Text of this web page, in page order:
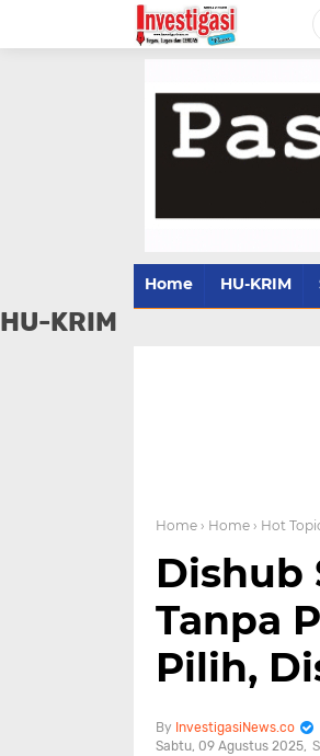
Home HU-KRIM
HU-KRIM
Home › Home › Hot
Dishub
Tanpa
Pilih,
InvestigasiNews.co
Sabtu, 09 Agustus 2025